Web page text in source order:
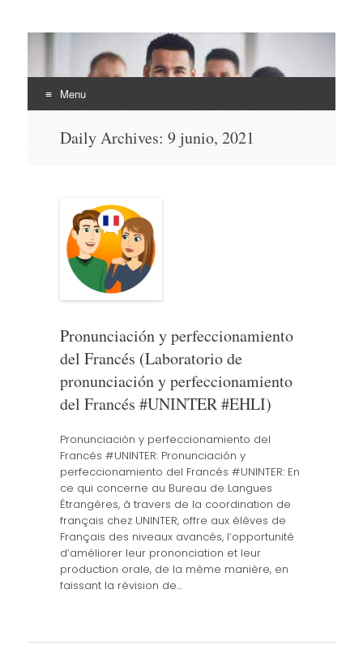
EHLI
UNINTER
Menu
Daily Archives: 9 junio, 2021
Pronunciación y perfeccionamiento
del Francés (Laboratorio de
pronunciación y perfeccionamiento
del Francés #UNINTER #EHLI)
Pronunciación y perfeccionamiento del
Francés #UNINTER: Pronunciación y
perfeccionamiento del Francés #UNINTER: En
ce qui concerne au Bureau de Langues
Étrangêres, â travers de la coordination de
français chez UNINTER, offre aux élêves de
Français des niveaux avancés, l’opportunité
d’améliorer leur prononciation et leur
production orale, de la même manière, en
faissant la révision de…